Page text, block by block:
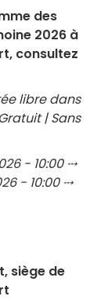
des
2026 à
consultez
libre dans
| Sans
- 10:00 ⤏
- 10:00 ⤏
siège de